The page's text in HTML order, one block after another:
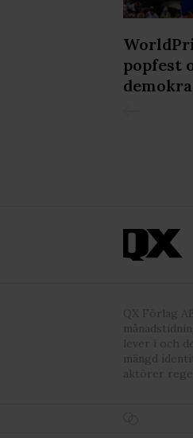
popfest
QX Förlag
lever i och
mängd
aktörer